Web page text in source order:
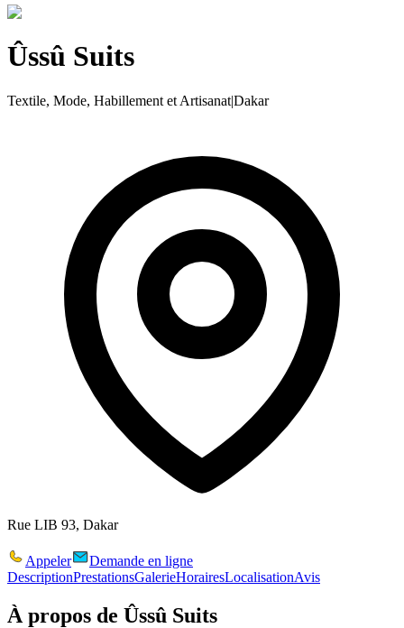
Ûssû Suits
Textile, Mode, Habillement et Artisanat|Dakar
Rue LIB 93, Dakar
Appeler
Demande en ligne
DescriptionPrestationsGalerieHorairesLocalisationAvis
À propos de Ûssû Suits